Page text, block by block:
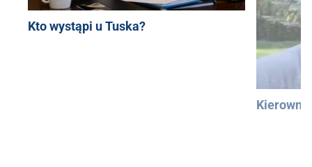
Kto wystąpi u Tuska?